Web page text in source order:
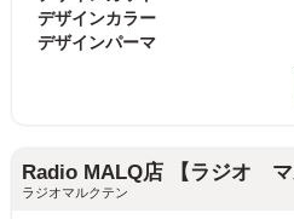
デザインカラー
デザインパーマ
Radio MALQ店 【ラジオ マ
ラジオマルクテン